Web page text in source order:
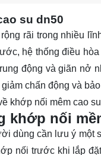
su dn50
rãi trong nhiều
hệ thống điều
động và giãn nở
chấn động và
khớp nối mêm cao
nối
dùng cần lưu ý một
nối trước khi lắp